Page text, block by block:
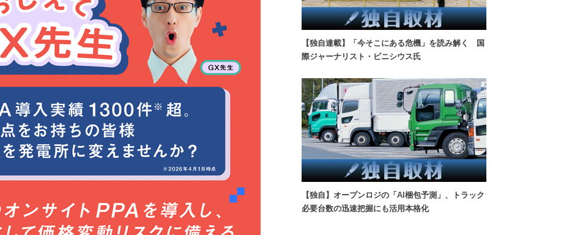
【独自連載】「今そこにある危機」を読み解く 国
際ジャーナリスト・ビニシウス氏
【独自】オープンロジの「AI梱包予測」、トラック
必要台数の迅速把握にも活用本格化